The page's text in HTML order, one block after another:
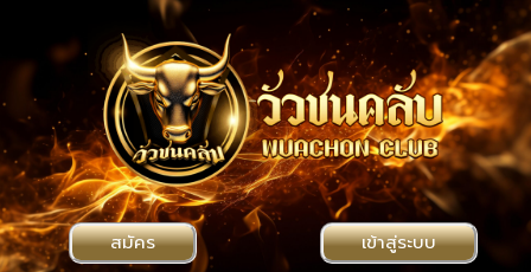
สมัคร เข้าสู่ระบบ